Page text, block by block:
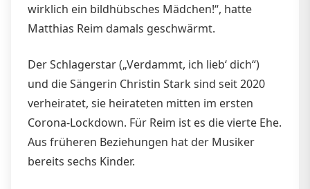
wirklich ein bildhübsches Mädchen!“, hatte
Matthias Reim damals geschwärmt.
Der Schlagerstar („Verdammt, ich lieb‘ dich“)
und die Sängerin Christin Stark sind seit 2020
verheiratet, sie heirateten mitten im ersten
Corona-Lockdown. Für Reim ist es die vierte Ehe.
Aus früheren Beziehungen hat der Musiker
bereits sechs Kinder.